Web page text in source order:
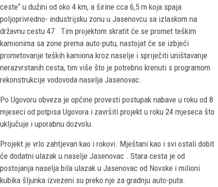
ceste“ u dužini od oko 4 km, a širine cca 6,5 m koja spaja
poljoprivredno- industrijsku zonu u Jasenovcu sa izlaskom na
državnu cestu 47 . Tim projektom skratit će se promet teškim
kamionima sa zone prema auto-putu, nastojat će se izbjeći
prometovanje teških kamiona kroz naselje i spriječiti uništavanje
nerazvrstanih cesta, tim više što je potrebno krenuti s programom
rekonstrukcije vodovoda naselja Jasenovac.
Po Ugovoru obveza je općine provesti postupak nabave u roku od 8
mjeseci od potpisa Ugovora i završiti projekt u roku 24 mjeseca što
uključuje i uporabnu dozvolu.
Projekt je vrlo zahtjevan kao i rokovi. Mještani kao i svi ostali dobit
će dodatni ulazak u naselje Jasenovac . Stara cesta je od
postojanja naselja bila ulazak u Jasenovac od Novske i milioni
kubika šljunka izvezeni su preko nje za gradnju auto-puta.